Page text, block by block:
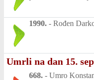
1990. - Rođen
Umrli na dan 15.
668. - Umro